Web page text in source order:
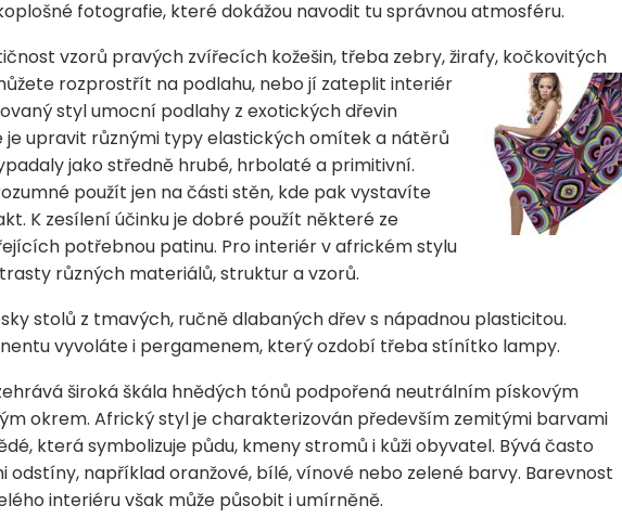
fotografie, které dokážou navodit tu správnou atmosféru.
vzorů pravých zvířecích kožešin, třeba zebry, žirafy, kočkovitých
rozprostřít na podlahu, nebo jí zateplit interiér
styl umocní podlahy z exotických dřevin
je upravit různými typy elastických omítek a nátěrů
jako středně hrubé, hrbolaté a primitivní.
použít jen na části stěn, kde pak vystavíte
K zesílení účinku je dobré použít některé ze
potřebnou patinu. Pro interiér v africkém stylu
různých materiálů, struktur a vzorů.
stolů z tmavých, ručně dlabaných dřev s nápadnou plasticitou.
vyvoláte i pergamenem, který ozdobí třeba stínítko lampy.
široká škála hnědých tónů podpořená neutrálním pískovým
okrem. Africký styl je charakterizován především zemitými barvami
která symbolizuje půdu, kmeny stromů i kůži obyvatel. Bývá často
odstíny, například oranžové, bílé, vínové nebo zelené barvy. Barevnost
interiéru však může působit i umírněně.